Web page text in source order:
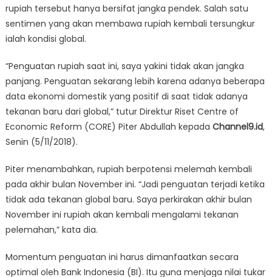
rupiah tersebut hanya bersifat jangka pendek. Salah satu
sentimen yang akan membawa rupiah kembali tersungkur
ialah kondisi global.
“Penguatan rupiah saat ini, saya yakini tidak akan jangka
panjang. Penguatan sekarang lebih karena adanya beberapa
data ekonomi domestik yang positif di saat tidak adanya
tekanan baru dari global,” tutur Direktur Riset Centre of
Economic Reform (CORE) Piter Abdullah kepada Channel9.id,
Senin (5/11/2018).
Piter menambahkan, rupiah berpotensi melemah kembali
pada akhir bulan November ini. “Jadi penguatan terjadi ketika
tidak ada tekanan global baru. Saya perkirakan akhir bulan
November ini rupiah akan kembali mengalami tekanan
pelemahan,” kata dia.
Momentum penguatan ini harus dimanfaatkan secara
optimal oleh Bank Indonesia (BI). Itu guna menjaga nilai tukar